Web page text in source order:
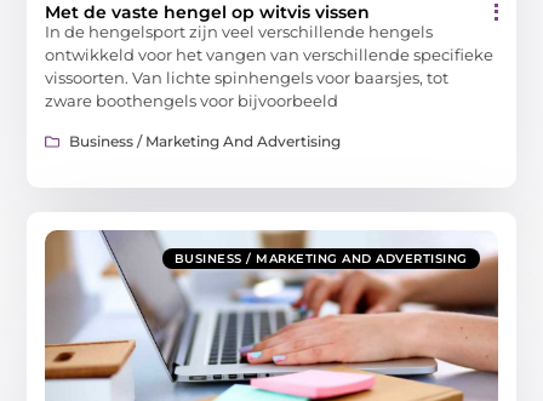
Met de vaste hengel op witvis vissen
In de hengelsport zijn veel verschillende hengels
ontwikkeld voor het vangen van verschillende specifieke
vissoorten. Van lichte spinhengels voor baarsjes, tot
zware boothengels voor bijvoorbeeld
Business / Marketing And Advertising
BUSINESS / MARKETING AND ADVERTISING